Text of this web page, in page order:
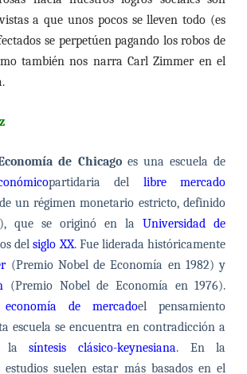
a que unos pocos se lleven todo (es
se perpetúen pagando los robos de
también nos narra Carl Zimmer en el
de Chicagoes una escuela de
partidaria del libre mercado
un régimen monetario estricto, definido
que se originó en laUniversidad de
delsiglo XX. Fue liderada históricamente
(Premio Nobel de Economía en 1982) y
(Premio Nobel de Economía en 1976).
economía de mercadoel pensamiento
escuela se encuentra en contradicción a
lasíntesis clásico-keynesiana. En la
estudios suelen estar más basados en el